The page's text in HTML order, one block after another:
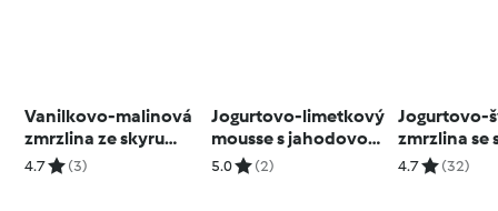
Vanilkovo-malinová
zmrzlina ze skyru
(nízkotučná)
4.7 (3)
Jogurtovo-limetkový
mousse s jahodovou
omáčkou (coulis)
5.0 (2)
Jogurtovo-
zmrzlina se
4.7 (32)